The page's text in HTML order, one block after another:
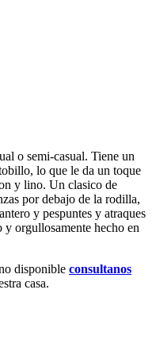
o semi-casual. Tiene un
lo que le da un toque
y lino. Un clasico de
por debajo de la rodilla,
y pespuntes y atraques
orgullosamente hecho en
disponible consultanos
casa.